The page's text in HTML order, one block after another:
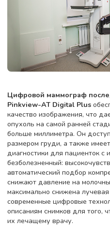
Цифровой маммограф
Pinkview-AT Digital Plus
качество изображения, что
опухоль на самой ранней
больше миллиметра. Он
размером груди, а также
диагностики для пациенток
безболезненный:
автоматический подбор
снижают давление на
максимально снижена
современные цифровые
описаниям снимков для того,
их лечащему врачу.